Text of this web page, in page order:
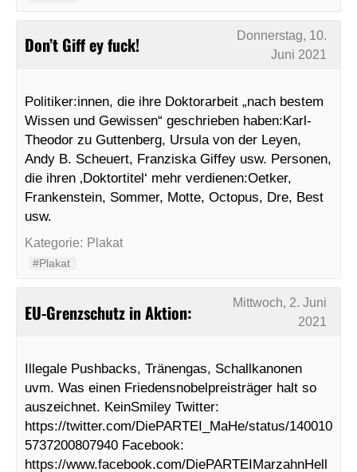
Don’t Giff ey fuck!
Donnerstag, 10.
Juni 2021
Politiker:innen, die ihre Doktorarbeit „nach bestem
Wissen und Gewissen“ geschrieben haben:Karl-
Theodor zu Guttenberg, Ursula von der Leyen,
Andy B. Scheuert, Franziska Giffey usw. Personen,
die ihren ‚Doktortitel‘ mehr verdienen:Oetker,
Frankenstein, Sommer, Motte, Octopus, Dre, Best
usw.
Kategorie: Plakat
#Plakat
EU-Grenzschutz in Aktion:
Mittwoch, 2. Juni
2021
Illegale Pushbacks, Tränengas, Schallkanonen
uvm. Was einen Friedensnobelpreisträger halt so
auszeichnet. KeinSmiley Twitter:
https://twitter.com/DiePARTEI_MaHe/status/140010
5737200807940 Facebook:
https://www.facebook.com/DiePARTEIMarzahnHell